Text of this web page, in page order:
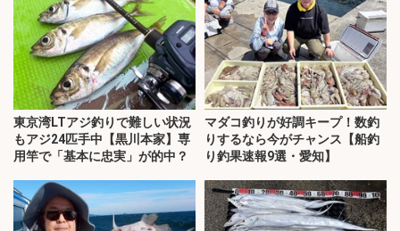
東京湾LTアジ釣りで難しい状況
もアジ24匹手中【黒川本家】専
用竿で「基本に忠実」が的中？
マダコ釣りが好調キープ！数釣
りするなら今がチャンス【船釣
り釣果速報9選・愛知】